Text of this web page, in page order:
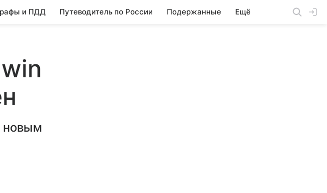
и ПДД Путеводитель по России Подержанные Ещё
новым